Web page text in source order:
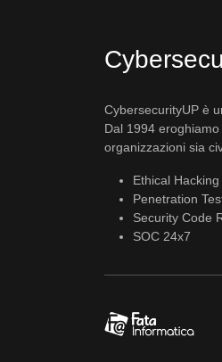
CybersecurityUP è
Dal 1994
organizzazioni sia
Ethical Hacking
Penetration
Security Code
SOC 24x7